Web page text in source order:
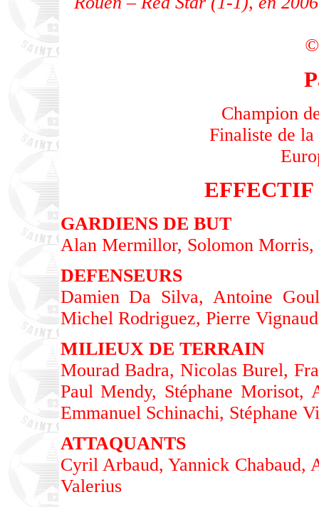
©
Champion
Finaliste de la
EFFECTIF
GARDIENS DE BUT
Alan Mermillor, Solomon Morris,
DEFENSEURS
Damien Da Silva, Antoine
Michel Rodriguez, Pierre Vignaud
MILIEUX DE TERRAIN
Mourad Badra, Nicolas Burel,
Paul Mendy, Stéphane Morisot,
Emmanuel Schinachi, Stéphane
ATTAQUANTS
Cyril Arbaud, Yannick Chabaud,
Valerius